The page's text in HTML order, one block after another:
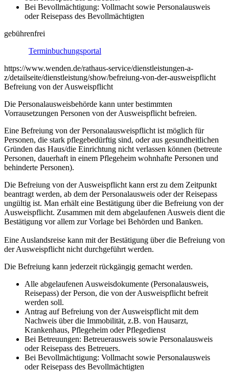
Bei Bevollmächtigung: Vollmacht sowie Personalausweis
oder Reisepass des Bevollmächtigten
gebührenfrei
Terminbuchungsportal
https://www.wenden.de/rathaus-service/dienstleistungen-a-
z/detailseite/dienstleistung/show/befreiung-von-der-ausweispflicht
Befreiung von der Ausweispflicht
Die Personalausweisbehörde kann unter bestimmten
Vorrausetzungen Personen von der Ausweispflicht befreien.
Eine Befreiung von der Personalausweispflicht ist möglich für
Personen, die stark pflegebedürftig sind, oder aus gesundheitlichen
Gründen das Haus/die Einrichtung nicht verlassen können (betreute
Personen, dauerhaft in einem Pflegeheim wohnhafte Personen und
behinderte Personen).
Die Befreiung von der Ausweispflicht kann erst zu dem Zeitpunkt
beantragt werden, ab dem der Personalausweis oder der Reisepass
ungültig ist. Man erhält eine Bestätigung über die Befreiung von der
Ausweispflicht. Zusammen mit dem abgelaufenen Ausweis dient die
Bestätigung vor allem zur Vorlage bei Behörden und Banken.
Eine Auslandsreise kann mit der Bestätigung über die Befreiung von
der Ausweispflicht nicht durchgeführt werden.
Die Befreiung kann jederzeit rückgängig gemacht werden.
Alle abgelaufenen Ausweisdokumente (Personalausweis,
Reisepass) der Person, die von der Ausweispflicht befreit
werden soll.
Antrag auf Befreiung von der Ausweispflicht mit dem
Nachweis über die Immobilität, z.B. von Hausarzt,
Krankenhaus, Pflegeheim oder Pflegedienst
Bei Betreuungen: Betreuerausweis sowie Personalausweis
oder Reisepass des Betreuers.
Bei Bevollmächtigung: Vollmacht sowie Personalausweis
oder Reisepass des Bevollmächtigten